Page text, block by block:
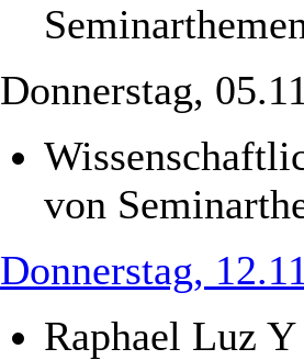
Donnerstag,
von
Donnerstag,
Raphael Luz